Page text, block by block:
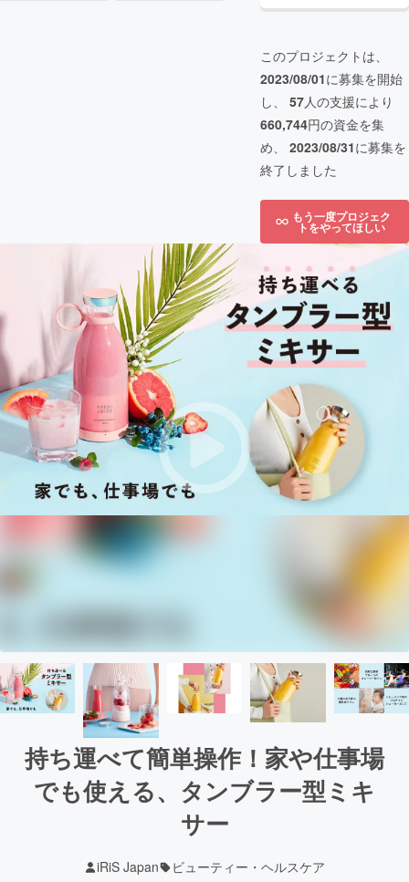
このプロジェクトは、
2023/08/01に募集を開始
し、 57人の支援により
660,744円の資金を集
め、 2023/08/31に募集を
終了しました
もう一度プロジェク
トをやってほしい
持ち運べて簡単操作！家や仕事場
でも使える、タンブラー型ミキ
サー
iRiS Japan ビューティー・ヘルスケア